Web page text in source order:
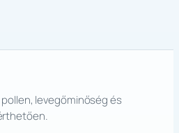
levegőminőség és